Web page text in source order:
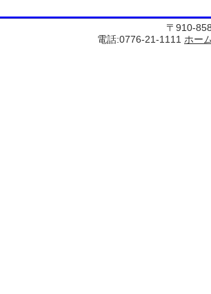
〒910-
電話:0776-21-1111 ホー